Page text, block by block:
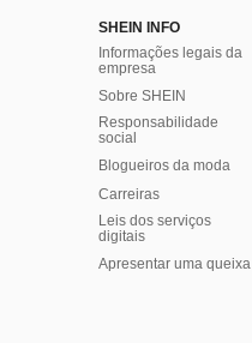
SHEIN INFO
Informações legais da
empresa
Sobre SHEIN
Responsabilidade
social
Blogueiros da moda
Carreiras
Leis dos serviços
digitais
Apresentar uma queixa